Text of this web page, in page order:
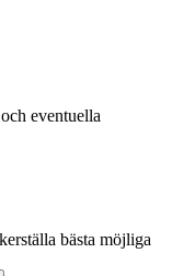
eventuella
bästa möjliga